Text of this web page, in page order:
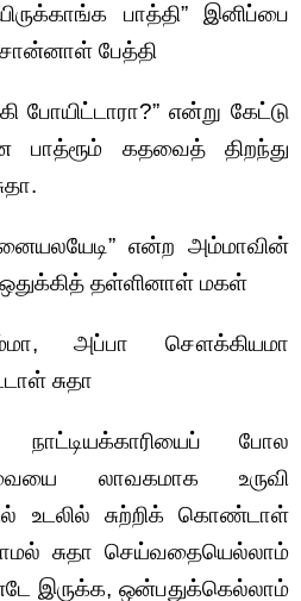
பாத்தி” இனிப்பை
பேத்தி
போயிட்டாரா?” என்று கேட்டு
பாத்ரூம் கதவைத் திறந்து
நனையலயேடி” என்ற அம்மாவின்
தள்ளினாள் மகள்
அப்பா சௌக்கியமா
சுதா
போல
லாவகமாக உருவி
உடலில் சுற்றிக் கொண்டாள்
சுதா செய்வதையெல்லாம்
இருக்க, ஒன்பதுக்கெல்லாம்